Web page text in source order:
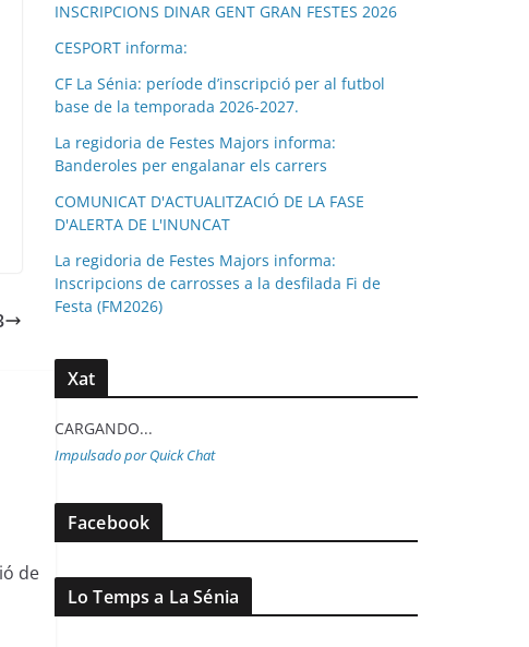
de
INSCRIPCIONS DINAR GENT GRAN FESTES 2026
CESPORT informa:
CF La Sénia: període d’inscripció per al futbol
base de la temporada 2026-2027.
La regidoria de Festes Majors informa:
Banderoles per engalanar els carrers
COMUNICAT D'ACTUALITZACIÓ DE LA FASE
D'ALERTA DE L'INUNCAT
La regidoria de Festes Majors informa:
Inscripcions de carrosses a la desfilada Fi de
Festa (FM2026)
Xat
CARGANDO...
Impulsado por Quick Chat
Facebook
Lo Temps a La Sénia